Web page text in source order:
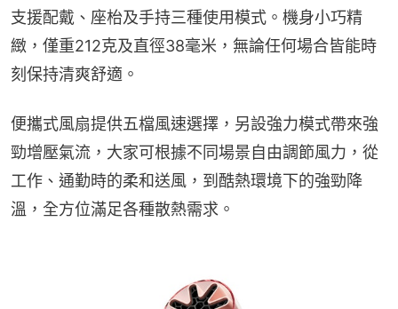
支援配戴、座枱及手持三種使用模式。機身小巧精
緻，僅重212克及直徑38毫米，無論任何場合皆能時
刻保持清爽舒適。
便攜式風扇提供五檔風速選擇，另設強力模式帶來強
勁增壓氣流，大家可根據不同場景自由調節風力，從
工作、通勤時的柔和送風，到酷熱環境下的強勁降
溫，全方位滿足各種散熱需求。